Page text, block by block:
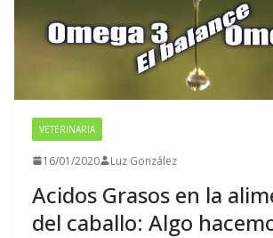
VETERINARIA
16/01/2020 Luz González
Acidos Grasos en la
del caballo: Algo